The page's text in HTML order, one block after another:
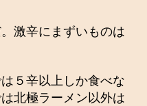
激辛にまずいものは
５辛以上しか食べな
北極ラーメン以外は